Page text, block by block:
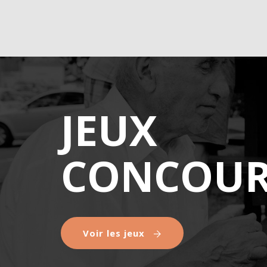
JEUX
Voir les jeux